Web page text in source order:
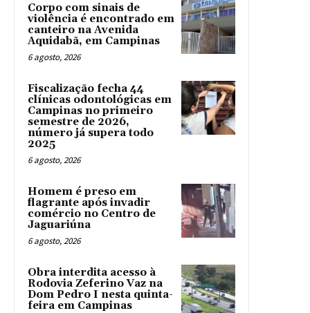
Corpo com sinais de
violência é encontrado em
canteiro na Avenida
Aquidabã, em Campinas
6 agosto, 2026
Fiscalização fecha 44
clínicas odontológicas em
Campinas no primeiro
semestre de 2026,
número já supera todo
2025
6 agosto, 2026
Homem é preso em
flagrante após invadir
comércio no Centro de
Jaguariúna
6 agosto, 2026
Obra interdita acesso à
Rodovia Zeferino Vaz na
Dom Pedro I nesta quinta-
feira em Campinas